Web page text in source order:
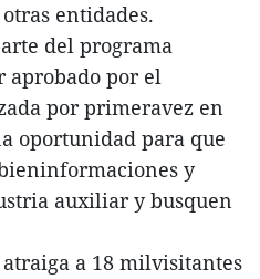
entidades.
del programa
aprobado por el
por primeravez en
oportunidad para que
y
auxiliar y busquen
a 18 milvisitantes